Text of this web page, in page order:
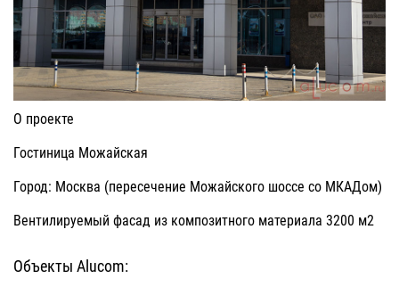
О проекте
Гостиница Можайская
Город: Москва (пересечение Можайского шоссе со МКАДом)
Вентилируемый фасад из композитного материала 3200 м2
Объекты Alucom: